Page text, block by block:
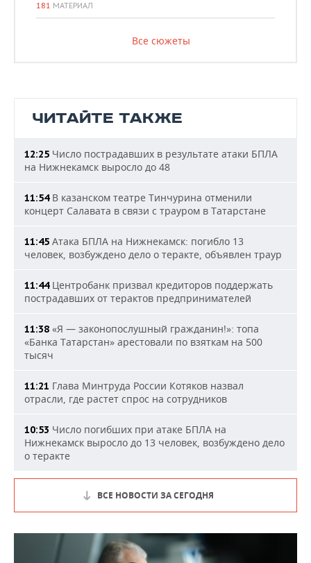
181 МАТЕРИАЛ
Все сюжеты
ЧИТАЙТЕ ТАКЖЕ
12:25 Число пострадавших в результате атаки БПЛА
на Нижнекамск выросло до 48
11:54В казанском театре Тинчурина отменили
концерт Салавата в связи с трауром в Татарстане
11:45 Атака БПЛА на Нижнекамск: погибло 13
человек, возбуждено дело о теракте, объявлен траур
11:44Центробанк призвал кредиторов поддержать
пострадавших от терактов предпринимателей
11:38 «Я — законопослушный гражданин!»: топа
«Банка Татарстан» арестовали по взяткам на 500
тысяч
11:21 Глава Минтруда России Котяков назвал
отрасли, где растет спрос на сотрудников
10:53 Число погибших при атаке БПЛА на
Нижнекамск выросло до 13 человек, возбуждено дело
о теракте
ВСЕ НОВОСТИ ЗА СЕГОДНЯ